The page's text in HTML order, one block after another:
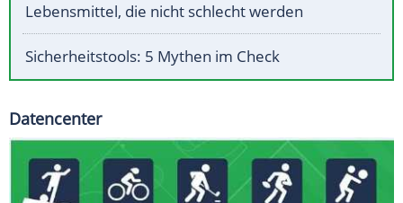
Lebensmittel, die nicht schlecht werden
Sicherheitstools: 5 Mythen im Check
Datencenter